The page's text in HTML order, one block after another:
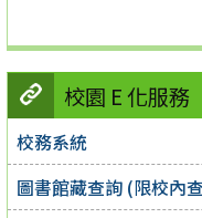
校園 E 化服務
校務系統
圖書館藏查詢 (限校內